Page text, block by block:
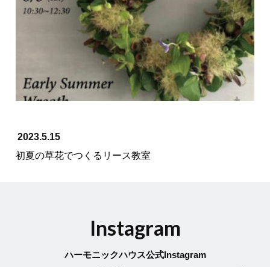
2023.5.15
初夏の草花でつくるリース教室
Instagram
ハーモニックハウス公式Instagram